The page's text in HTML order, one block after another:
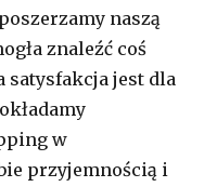
naszą
znaleźć coś
satysfakcja jest dla
w
przyjemnością i